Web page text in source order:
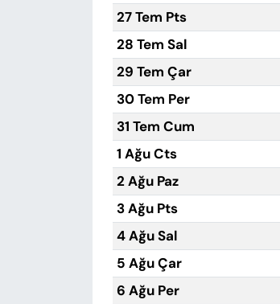
27 Tem Pts
28 Tem Sal
29 Tem Çar
30 Tem Per
31 Tem Cum
1 Ağu Cts
2 Ağu Paz
3 Ağu Pts
4 Ağu Sal
5 Ağu Çar
6 Ağu Per
VAN VE DİYARBAKIR HABERLERİ